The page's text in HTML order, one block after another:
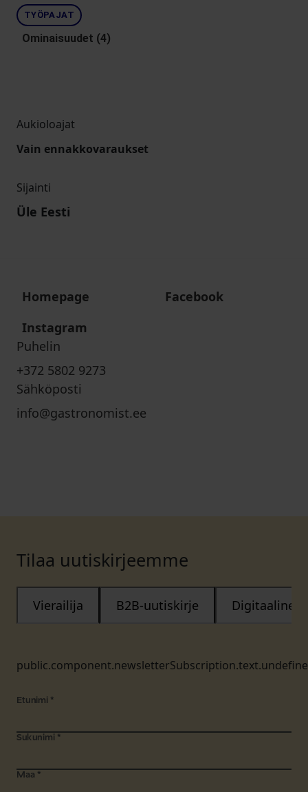
TYÖPAJAT
Ominaisuudet (4)
Aukioloajat
Vain ennakkovaraukset
Sijainti
Üle Eesti
Homepage
Facebook
Instagram
Puhelin
+372 5802 9273
Sähköposti
info@gastronomist.ee
Tilaa uutiskirjeemme
Vierailija B2B-uutiskirje Digitaalinen
Etunimi *
Sukunimi *
Maa *